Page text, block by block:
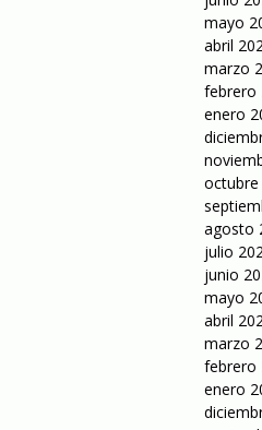
mayo
abril
marzo
febrero
enero
octubre
agosto
julio
junio
mayo
abril
marzo
febrero
enero